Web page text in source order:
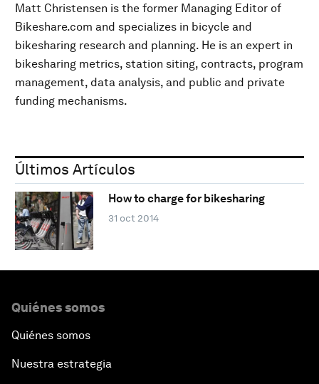
Matt Christensen is the former Managing Editor of
Bikeshare.com and specializes in bicycle and
bikesharing research and planning. He is an expert in
bikesharing metrics, station siting, contracts, program
management, data analysis, and public and private
funding mechanisms.
Últimos Artículos
How to charge for bikesharing
31 oct 2014
Quiénes somos
Quiénes somos
Nuestra estrategia